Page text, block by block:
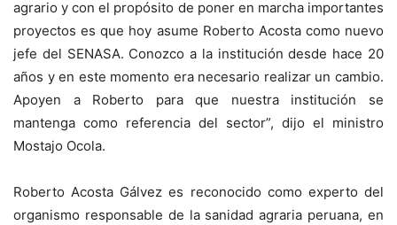
agrario y con el propósito de poner en marcha importantes
proyectos es que hoy asume Roberto Acosta como nuevo
jefe del SENASA. Conozco a la institución desde hace 20
años y en este momento era necesario realizar un cambio.
Apoyen a Roberto para que nuestra institución se
mantenga como referencia del sector”, dijo el ministro
Mostajo Ocola.
Roberto Acosta Gálvez es reconocido como experto del
organismo responsable de la sanidad agraria peruana, en